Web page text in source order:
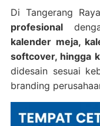
Di Tangerang
profesional
kalender meja,
softcover, hingga
didesain sesuai
branding